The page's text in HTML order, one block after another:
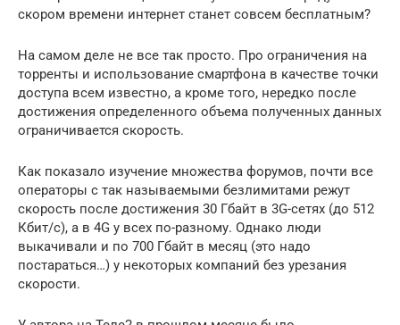
скoром времени интернет станет совсем бесплатным?
На самом деле не все так просто. Про ограничения на
торренты и использование смартфона в качестве точки
доступа всем известно, а кроме того, нередко после
достижения определенного объема полученных данных
ограничивается скорость.
Как показало изучение множества форумов, почти все
операторы с так называемыми безлимитами режут
скорость после достижения 30 Гбайт в 3G-сетях (до 512
Кбит/с), а в 4G у всех по-разному. Однако люди
выкачивали и по 700 Гбайт в месяц (это надо
постараться…) у некоторых компаний без урезания
скорости.